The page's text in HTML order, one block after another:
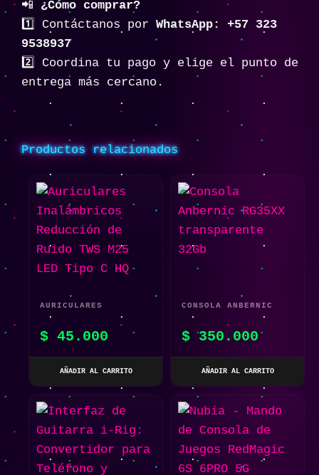
📲 ¿Cómo comprar?
1️⃣ Contáctanos por WhatsApp: +57 323
9538937
2️⃣ Coordina tu pago y elige el punto de
entrega más cercano.
Productos relacionados
AURICULARES
REDUCCIÓN DE RUIDO
$ 45.000
AÑADIR AL CARRITO
CONSOLA ANBERNIC
RG35XX TRANSPARENTE
32GB
$ 350.000
AÑADIR AL CARRITO